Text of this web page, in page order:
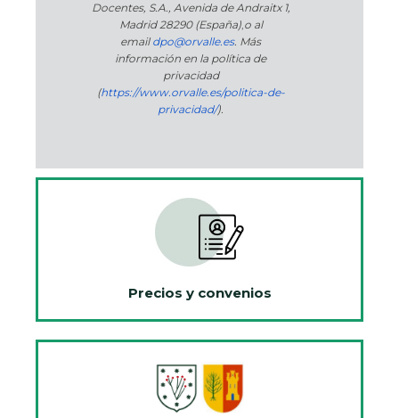
Docentes, S.A., Avenida de Andraitx 1,
Madrid 28290 (España),o al
emaildpo@orvalle.es. Más
información en la política de
privacidad
(https://www.orvalle.es/politica-de-
privacidad/).
Precios y convenios